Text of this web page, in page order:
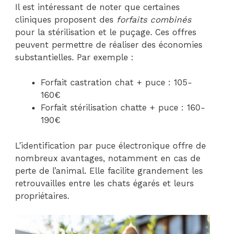
Il est intéressant de noter que certaines
cliniques proposent des forfaits combinés
pour la stérilisation et le puçage. Ces offres
peuvent permettre de réaliser des économies
substantielles. Par exemple :
Forfait castration chat + puce : 105-
160€
Forfait stérilisation chatte + puce : 160-
190€
L’identification par puce électronique offre de
nombreux avantages, notamment en cas de
perte de l’animal. Elle facilite grandement les
retrouvailles entre les chats égarés et leurs
propriétaires.